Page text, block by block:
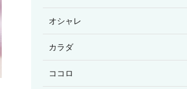
オシャレ
カラダ
ココロ